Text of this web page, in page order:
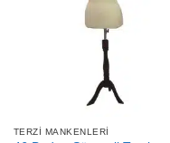
TERZI MANKENLERI